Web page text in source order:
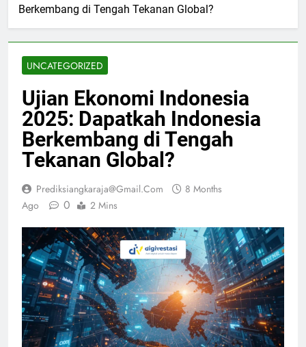
Berkembang di Tengah Tekanan Global?
UNCATEGORIZED
Ujian Ekonomi Indonesia
2025: Dapatkah Indonesia
Berkembang di Tengah
Tekanan Global?
Prediksiangkaraja@gmail.com
8 Months
Ago
0 2 Mins